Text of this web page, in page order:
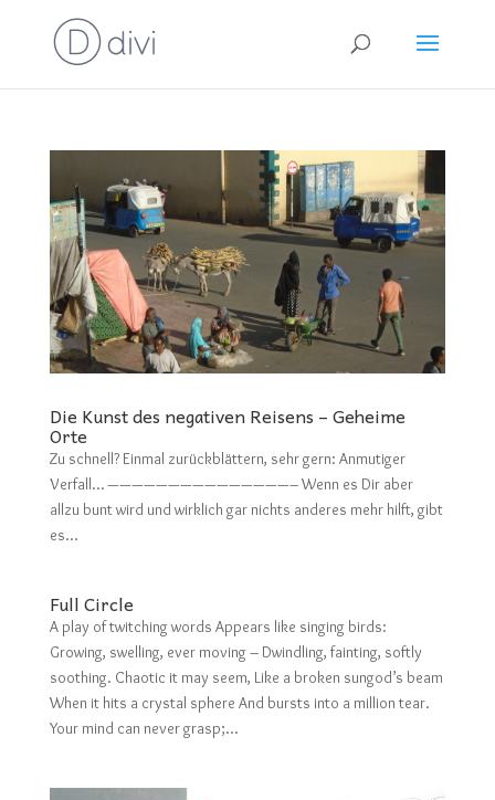
Die Kunst des negativen Reisens – Geheime
Orte
Zu schnell? Einmal zurückblättern, sehr gern: Anmutiger
Verfall… ———————————————– Wenn es Dir aber
allzu bunt wird und wirklich gar nichts anderes mehr hilft, gibt
es...
Full Circle
A play of twitching words Appears like singing birds:
Growing, swelling, ever moving – Dwindling, fainting, softly
soothing. Chaotic it may seem, Like a broken sungod’s beam
When it hits a crystal sphere And bursts into a million tear.
Your mind can never grasp;...